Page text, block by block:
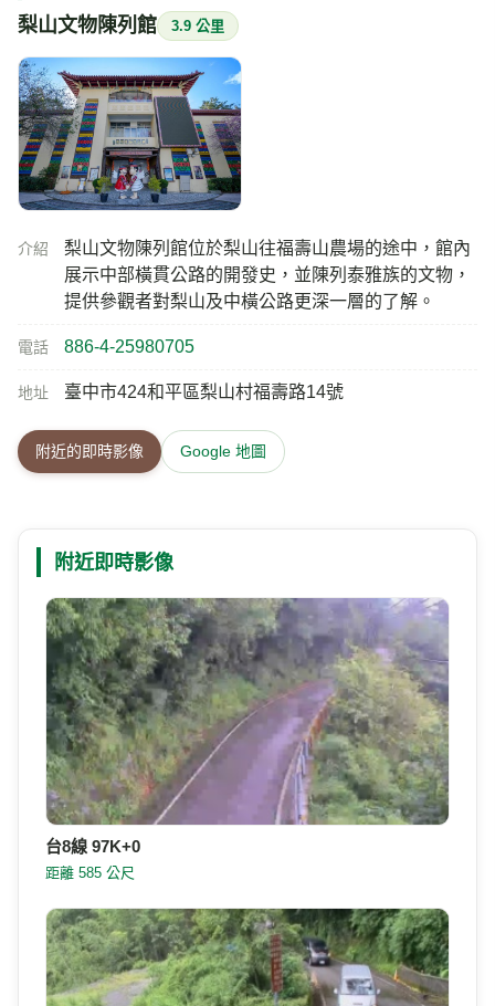
梨山文物陳列館 3.9 公里
介紹
梨山文物陳列館位於梨山往福壽山農場的途中，館內
展示中部橫貫公路的開發史，並陳列泰雅族的文物，
提供參觀者對梨山及中橫公路更深一層的了解。
電話 886-4-25980705
地址 臺中市424和平區梨山村福壽路14號
附近的即時影像 Google 地圖
附近即時影像
台8線 97K+0
距離 585 公尺